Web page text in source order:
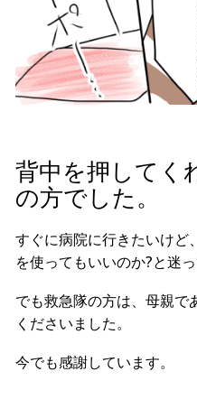
背中を押してく
の方でした。
すぐに病院に行きたいけど
を使ってもいいのか?と迷
でも救急隊の方は、母親で
くださいました。
今でも感謝しています。